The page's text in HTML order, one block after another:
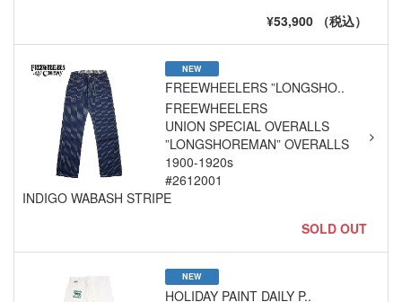
¥53,900 （税込）
NEW
FREEWHEELERS ”LONGSHO..
FREEWHEELERS
UNION SPECIAL OVERALLS
”LONGSHOREMAN” OVERALLS
1900-1920s
#2612001
INDIGO WABASH STRIPE
SOLD OUT
NEW
HOLIDAY PAINT DAILY P..